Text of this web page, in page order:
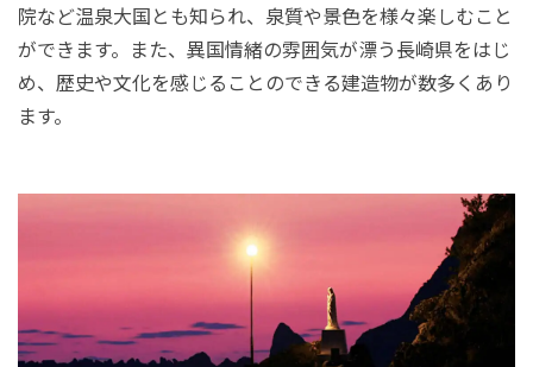
院など温泉大国とも知られ、泉質や景色を様々楽しむこと
ができます。また、異国情緒の雰囲気が漂う長崎県をはじ
め、歴史や文化を感じることのできる建造物が数多くあり
ます。